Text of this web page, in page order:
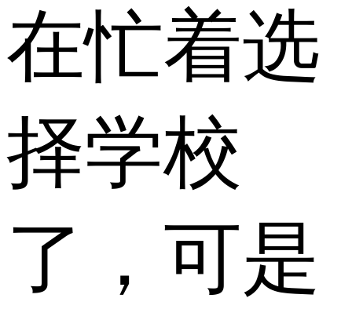
在忙着选
择学校
了，可是